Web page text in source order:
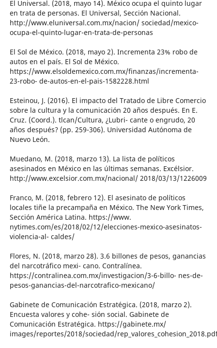
El Universal. (2018, mayo 14). México ocupa el quinto lugar
en trata de personas. El Universal, Sección Nacional.
http://www.eluniversal.com.mx/nacion/ sociedad/mexico-
ocupa-el-quinto-lugar-en-trata-de-personas
El Sol de México. (2018, mayo 2). Incrementa 23% robo de
autos en el país. El Sol de México.
https://www.elsoldemexico.com.mx/finanzas/incrementa-
23-robo- de-autos-en-el-pais-1582228.html
Esteinou, J. (2016). El impacto del Tratado de Libre Comercio
sobre la cultura y la comunicación 20 años después. En E.
Cruz. (Coord.). tlcan/Cultura, ¿Lubri- cante o engrudo, 20
años después? (pp. 259-306). Universidad Autónoma de
Nuevo León.
Muedano, M. (2018, marzo 13). La lista de políticos
asesinados en México en las últimas semanas. Excélsior.
http://www.excelsior.com.mx/nacional/ 2018/03/13/1226009
Franco, M. (2018, febrero 12). El asesinato de políticos
locales tiñe la precampaña en México. The New York Times,
Sección América Latina. https://www.
nytimes.com/es/2018/02/12/elecciones-mexico-asesinatos-
violencia-al- caldes/
Flores, N. (2018, marzo 28). 3.6 billones de pesos, ganancias
del narcotráfico mexi- cano. Contralínea.
https://contralinea.com.mx/investigacion/3-6-billo- nes-de-
pesos-ganancias-del-narcotrafico-mexicano/
Gabinete de Comunicación Estratégica. (2018, marzo 2).
Encuesta valores y cohe- sión social. Gabinete de
Comunicación Estratégica. https://gabinete.mx/
images/reportes/2018/sociedad/